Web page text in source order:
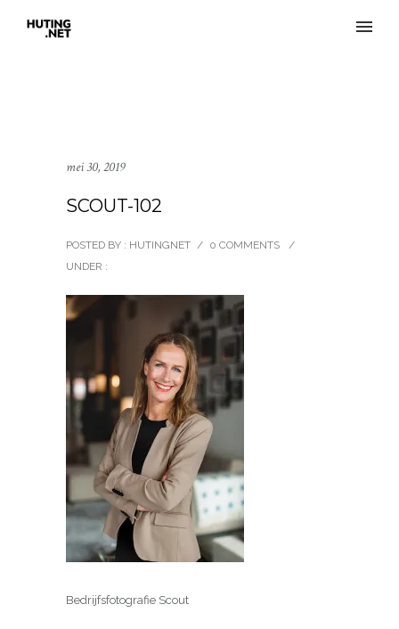
mei 30, 2019
SCOUT-102
POSTED BY : HUTINGNET / 0 COMMENTS
/
UNDER :
Bedrijfsfotografie Scout